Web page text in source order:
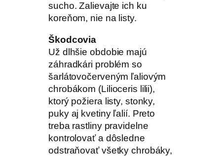
sucho. Zalievajte ich ku
koreňom, nie na listy.
Škodcovia
Už dlhšie obdobie majú
záhradkári problém so
šarlátovočerveným ľaliovým
chrobákom (Lilioceris lilii),
ktorý požiera listy, stonky,
puky aj kvetiny ľalií. Preto
treba rastliny pravidelne
kontrolovať a dôsledne
odstraňovať všetky chrobáky,